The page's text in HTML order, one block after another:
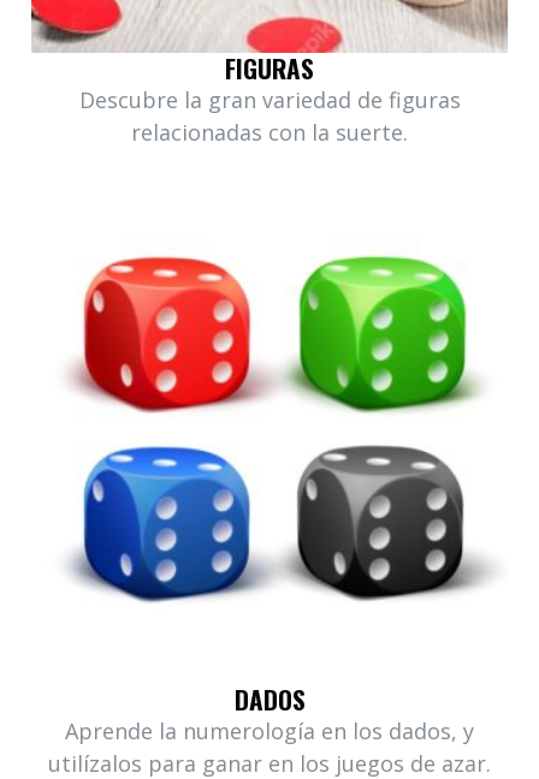
FIGURAS
Descubre la gran variedad de figuras
relacionadas con la suerte.
DADOS
Aprende la numerología en los dados, y
utilízalos para ganar en los juegos de azar.